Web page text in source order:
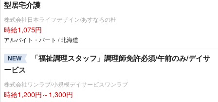
型居宅介護
株式会社日本ライフデザイン/あすなろの杜
時給1,075円
アルバイト・パート / 北海道
NEW
「福祉調理スタッフ」調理師免許必須/午前のみ/デイサ
ービス
株式会社ワンラブ/小規模デイサービスワンラブ
時給1,200円～1,300円